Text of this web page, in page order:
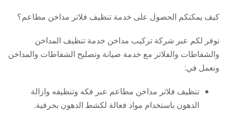
كيف يمكنكم الحصول على خدمة تنظيف فلاتر مداخن مطاعم؟
نوفر لكم عبر شركة تركيب مداخن خدمة تنظيف المداخن
والشفاطات والفلاتر مع خدمة صيانة وتصليح الشفاطات والمداخن
ونعمل في:
تنظيف فلاتر مداخن مطاعم عبر فكه وتنظيفه وازالة
الدهون باستخدام مواد فعالة لكشط الدهون بحرفية.